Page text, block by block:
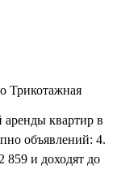
Трикотажная
квартир в
объявлений: 4.
859 и доходят до